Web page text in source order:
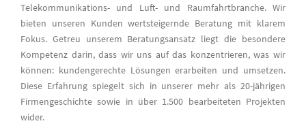
Telekommunikations- und Luft- und Raumfahrtbranche. Wir
bieten unseren Kunden wertsteigernde Beratung mit klarem
Fokus. Getreu unserem Beratungsansatz liegt die besondere
Kompetenz darin, dass wir uns auf das konzentrieren, was wir
können: kundengerechte Lösungen erarbeiten und umsetzen.
Diese Erfahrung spiegelt sich in unserer mehr als 20-jährigen
Firmengeschichte sowie in über 1.500 bearbeiteten Projekten
wider.